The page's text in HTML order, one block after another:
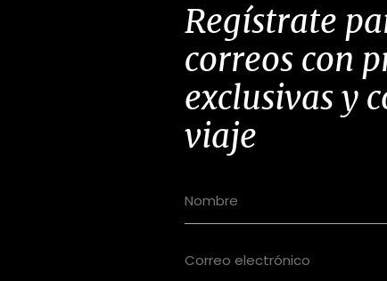
Regístrate
correos con
exclusivas y
viaje